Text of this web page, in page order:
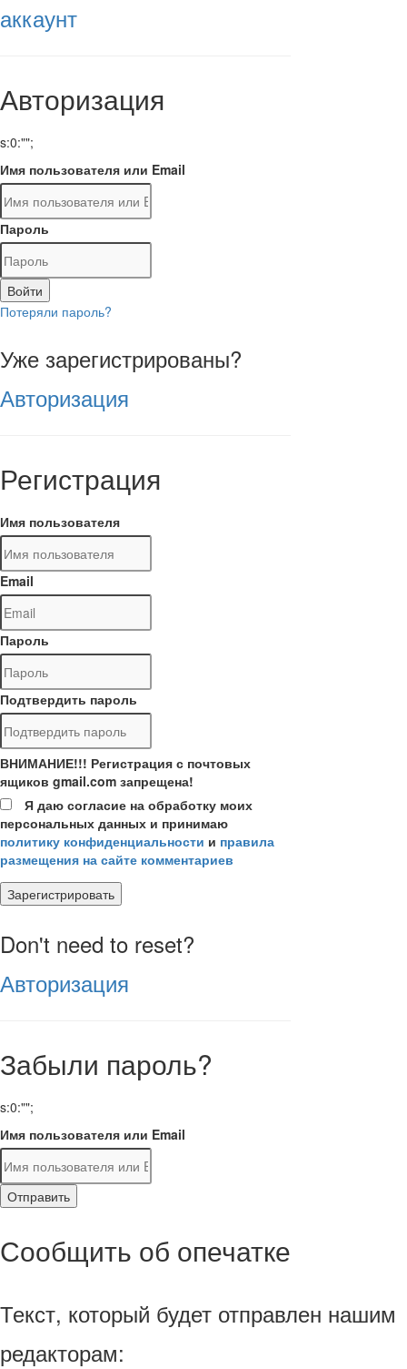
аккаунт
Авторизация
s:0:"";
Имя пользователя или Email
Пароль
Войти
Потеряли пароль?
Уже зарегистрированы?
Авторизация
Регистрация
Имя пользователя
Email
Пароль
Подтвердить пароль
ВНИМАНИЕ!!! Регистрация с почтовых
ящиков gmail.com запрещена!
Я даю согласие на обработку моих
персональных данных и принимаю
политику конфиденциальности и правила
размещения на сайте комментариев
Зарегистрировать
Don't need to reset?
Авторизация
Забыли пароль?
s:0:"";
Имя пользователя или Email
Отправить
Сообщить об опечатке
Текст, который будет отправлен нашим
редакторам: